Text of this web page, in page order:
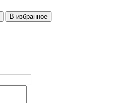
В избранное